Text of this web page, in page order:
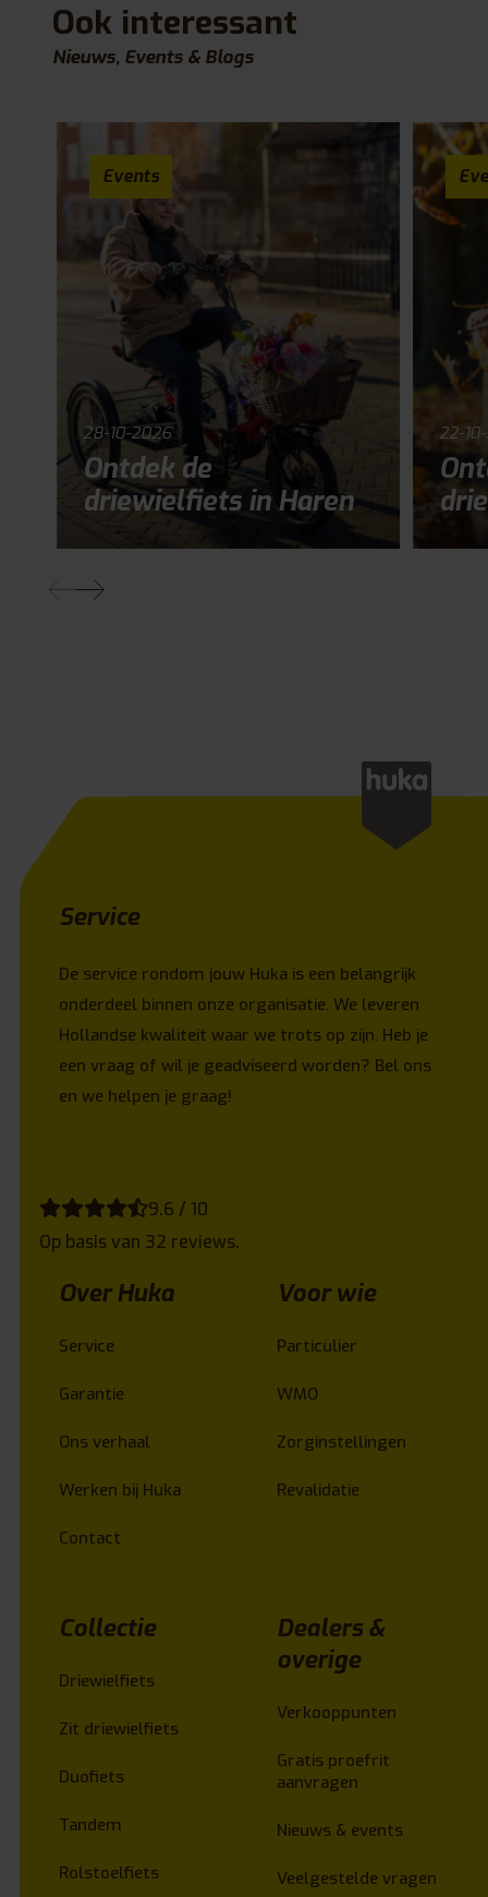
Ook interessant
Nieuws, Events & Blogs
Events
28-10-2026
Ontdek de
driewielfiets in Haren
22-
Service
De service rondom jouw Huka is een belangrijk
onderdeel binnen onze organisatie. We leveren
Hollandse kwaliteit waar we trots op zijn. Heb je
een vraag of wil je geadviseerd worden? Bel ons
en we helpen je graag!
9.6 / 10
Op basis van 32 reviews.
Over Huka
Service
Garantie
Ons verhaal
Werken bij Huka
Contact
Voor wie
Particulier
WMO
Zorginstellingen
Revalidatie
Collectie
Driewielfiets
Zit driewielfiets
Duofiets
Tandem
Rolstoelfiets
Dealers &
overige
Verkooppunten
Gratis proefrit
aanvragen
Nieuws & events
Veelgestelde vragen